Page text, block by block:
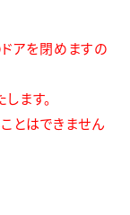
アを閉めますの
ます。
とはできません